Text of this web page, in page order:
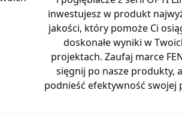
inwestujesz w produkt
jakości, który pomoże Ci
doskonałe wyniki w
projektach. Zaufaj marce
sięgnij po nasze produkty,
podnieść efektywność swojej